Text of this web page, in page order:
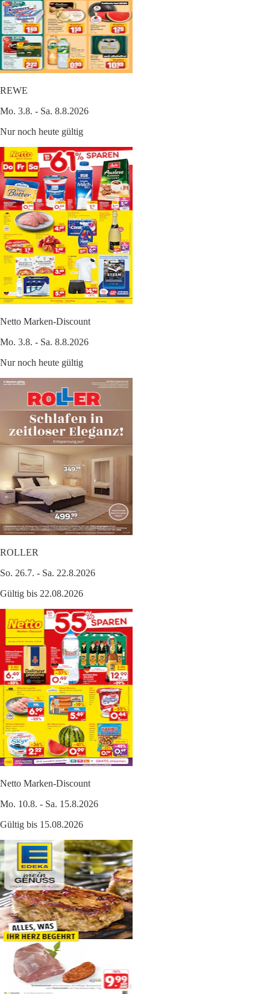
REWE
Mo. 3.8. - Sa. 8.8.2026
Nur noch heute gültig
Netto Marken-Discount
Mo. 3.8. - Sa. 8.8.2026
Nur noch heute gültig
ROLLER
So. 26.7. - Sa. 22.8.2026
Gültig bis 22.08.2026
Netto Marken-Discount
Mo. 10.8. - Sa. 15.8.2026
Gültig bis 15.08.2026